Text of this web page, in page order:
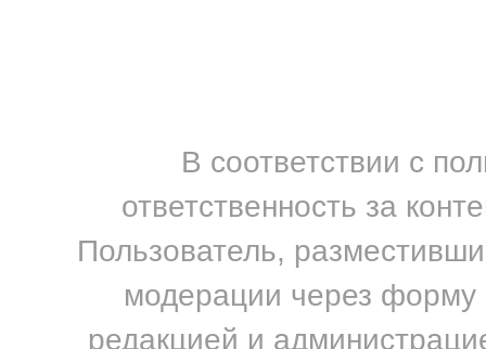
В соответствии с
ответственность за
Пользователь,
модерации через форму
редакцией и